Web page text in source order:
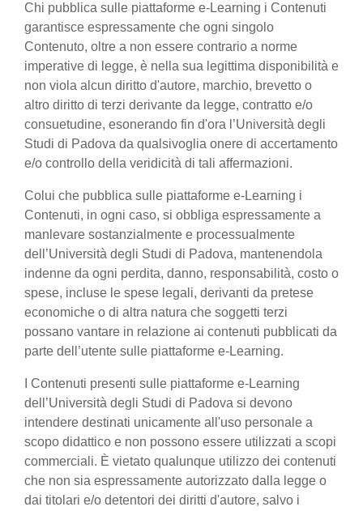
Chi pubblica sulle piattaforme e-Learning i Contenuti
garantisce espressamente che ogni singolo
Contenuto, oltre a non essere contrario a norme
imperative di legge, è nella sua legittima disponibilità e
non viola alcun diritto d'autore, marchio, brevetto o
altro diritto di terzi derivante da legge, contratto e/o
consuetudine, esonerando fin d'ora l’Università degli
Studi di Padova da qualsivoglia onere di accertamento
e/o controllo della veridicità di tali affermazioni.
Colui che pubblica sulle piattaforme e-Learning i
Contenuti, in ogni caso, si obbliga espressamente a
manlevare sostanzialmente e processualmente
dell’Università degli Studi di Padova, mantenendola
indenne da ogni perdita, danno, responsabilità, costo o
spese, incluse le spese legali, derivanti da pretese
economiche o di altra natura che soggetti terzi
possano vantare in relazione ai contenuti pubblicati da
parte dell’utente sulle piattaforme e-Learning.
I Contenuti presenti sulle piattaforme e-Learning
dell’Università degli Studi di Padova si devono
intendere destinati unicamente all'uso personale a
scopo didattico e non possono essere utilizzati a scopi
commerciali. È vietato qualunque utilizzo dei contenuti
che non sia espressamente autorizzato dalla legge o
dai titolari e/o detentori dei diritti d'autore, salvo i